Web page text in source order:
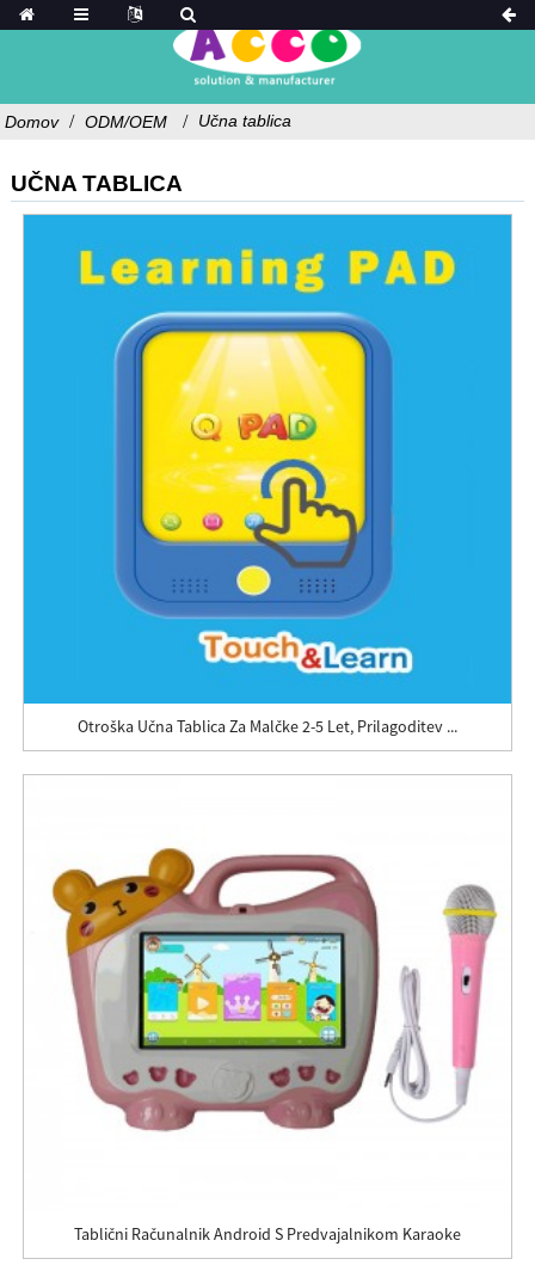
Domov ODM/OEM Učna tablica
UČNA TABLICA
Otroška Učna Tablica Za Malčke 2-5 Let, Prilagoditev ...
Tablični Računalnik Android S Predvajalnikom Karaoke